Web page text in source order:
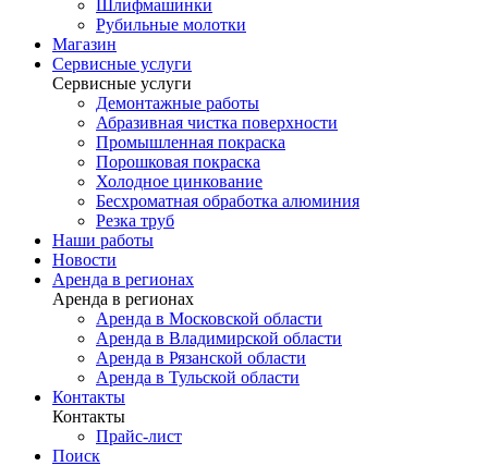
Шлифмашинки
Рубильные молотки
Магазин
Сервисные услуги
Сервисные услуги
Демонтажные работы
Абразивная чистка поверхности
Промышленная покраска
Порошковая покраска
Холодное цинкование
Бесхроматная обработка алюминия
Резка труб
Наши работы
Новости
Аренда в регионах
Аренда в регионах
Аренда в Московской области
Аренда в Владимирской области
Аренда в Рязанской области
Аренда в Тульской области
Контакты
Контакты
Прайс-лист
Поиск